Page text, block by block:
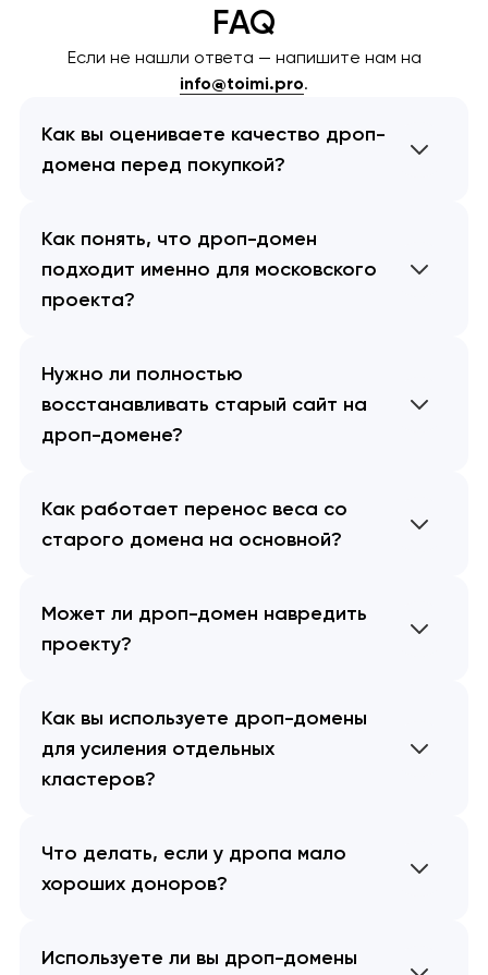
FAQ
Если не нашли ответа — напишите нам на
info@toimi.pro.
Как вы оцениваете качество дроп-
домена перед покупкой?
Как понять, что дроп-домен
подходит именно для московского
проекта?
Нужно ли полностью
восстанавливать старый сайт на
дроп-домене?
Как работает перенос веса со
старого домена на основной?
Может ли дроп-домен навредить
проекту?
Как вы используете дроп-домены
для усиления отдельных
кластеров?
Что делать, если у дропа мало
хороших доноров?
Используете ли вы дроп-домены